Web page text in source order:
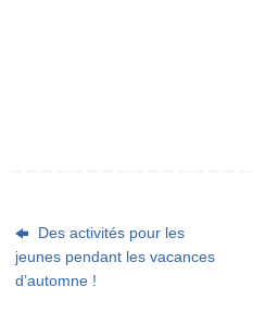
Des activités pour les
jeunes pendant les vacances
d’automne !